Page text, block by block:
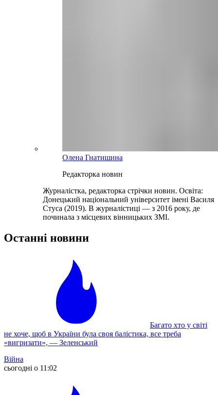
Олена Гнатишина
Редакторка новин
Журналістка, редакторка стрічки новин. Освіта:
Донецький національний університет імені Василя
Стуса (2019). В журналістиці — з 2016 року, де
починала з місцевих вінницьких ЗМІ.
Останні новини
Багато хто у світі
не хоче, щоб в України була своя балістика, все треба
«вигризати», — Зеленський
Війна
сьогодні о 11:02